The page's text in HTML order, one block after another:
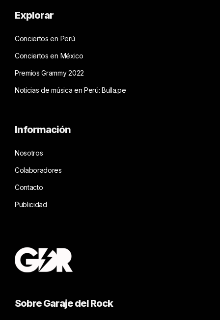
Explorar
Conciertos en Perú
Conciertos en México
Premios Grammy 2022
Noticias de música en Perú: Bulla.pe
Información
Nosotros
Colaboradores
Contacto
Publicidad
Sobre Garaje del Rock